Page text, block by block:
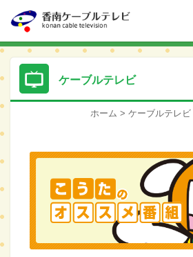
ケーブルテレビ
ホーム > ケーブルテレビ